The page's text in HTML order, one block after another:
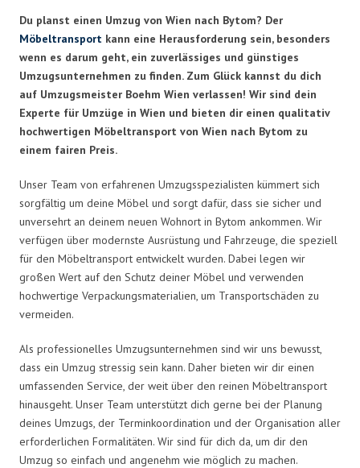
Du planst einen Umzug von Wien nach Bytom? Der
Möbeltransport kann eine Herausforderung sein, besonders
wenn es darum geht, ein zuverlässiges und günstiges
Umzugsunternehmen zu finden. Zum Glück kannst du dich
auf Umzugsmeister Boehm Wien verlassen! Wir sind dein
Experte für Umzüge in Wien und bieten dir einen qualitativ
hochwertigen Möbeltransport von Wien nach Bytom zu
einem fairen Preis.
Unser Team von erfahrenen Umzugsspezialisten kümmert sich
sorgfältig um deine Möbel und sorgt dafür, dass sie sicher und
unversehrt an deinem neuen Wohnort in Bytom ankommen. Wir
verfügen über modernste Ausrüstung und Fahrzeuge, die speziell
für den Möbeltransport entwickelt wurden. Dabei legen wir
großen Wert auf den Schutz deiner Möbel und verwenden
hochwertige Verpackungsmaterialien, um Transportschäden zu
vermeiden.
Als professionelles Umzugsunternehmen sind wir uns bewusst,
dass ein Umzug stressig sein kann. Daher bieten wir dir einen
umfassenden Service, der weit über den reinen Möbeltransport
hinausgeht. Unser Team unterstützt dich gerne bei der Planung
deines Umzugs, der Terminkoordination und der Organisation aller
erforderlichen Formalitäten. Wir sind für dich da, um dir den
Umzug so einfach und angenehm wie möglich zu machen.